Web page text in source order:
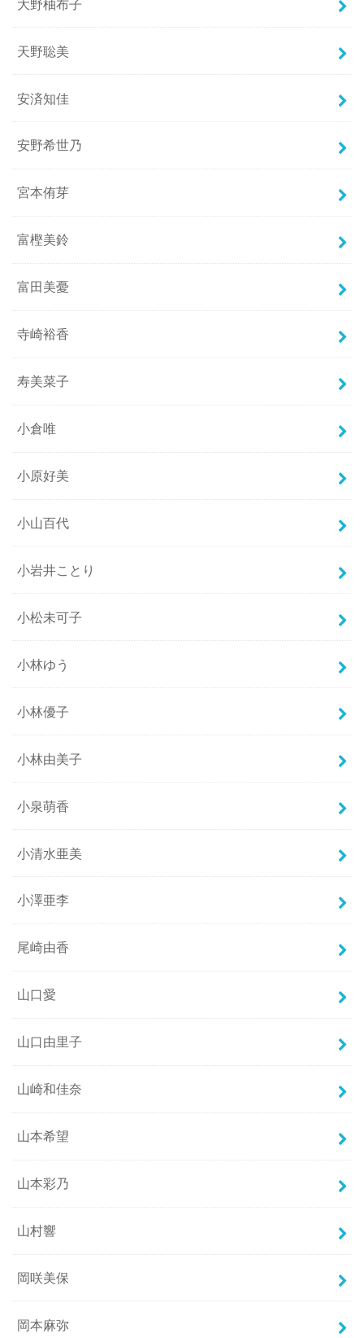
大野柚布子
天野聡美
安済知佳
安野希世乃
宮本侑芽
富樫美鈴
富田美憂
寺崎裕香
寿美菜子
小倉唯
小原好美
小山百代
小岩井ことり
小松未可子
小林ゆう
小林優子
小林由美子
小泉萌香
小清水亜美
小澤亜李
尾崎由香
山口愛
山口由里子
山崎和佳奈
山本希望
山本彩乃
山村響
岡咲美保
岡本麻弥